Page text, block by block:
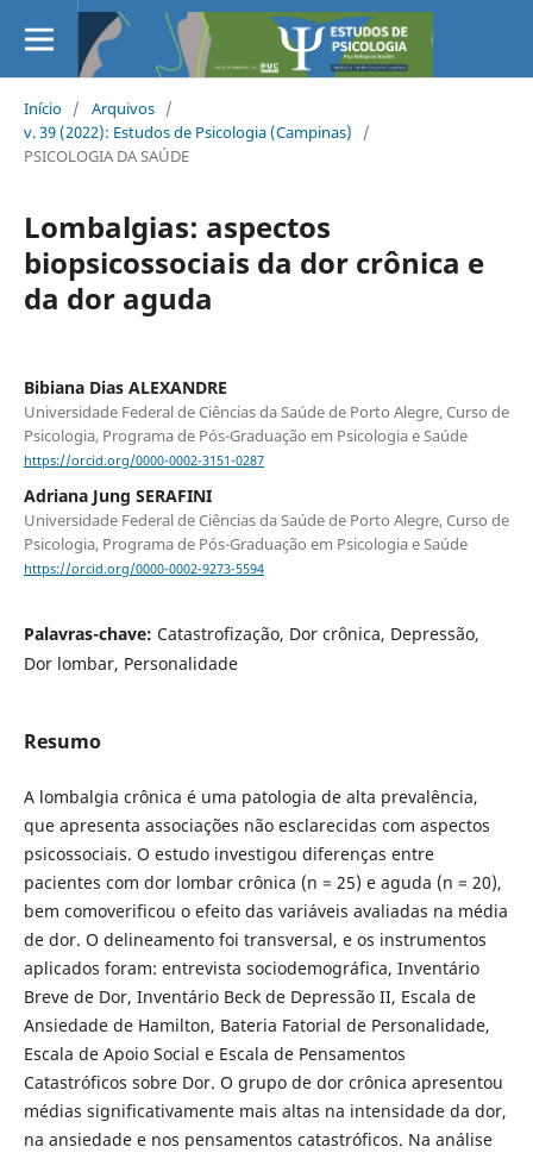
Início / Arquivos /
v. 39 (2022): Estudos de Psicologia (Campinas)
/
PSICOLOGIA DA SAÚDE
Lombalgias: aspectos
biopsicossociais da dor crônica e
da dor aguda
Bibiana Dias ALEXANDRE
Universidade Federal de Ciências da Saúde de Porto Alegre, Curso de
Psicologia, Programa de Pós-Graduação em Psicologia e Saúde
https://orcid.org/0000-0002-3151-0287
Adriana Jung SERAFINI
Universidade Federal de Ciências da Saúde de Porto Alegre, Curso de
Psicologia, Programa de Pós-Graduação em Psicologia e Saúde
https://orcid.org/0000-0002-9273-5594
Palavras-chave: Catastrofização, Dor crônica, Depressão,
Dor lombar, Personalidade
Resumo
A lombalgia crônica é uma patologia de alta prevalência,
que apresenta associações não esclarecidas com aspectos
psicossociais. O estudo investigou diferenças entre
pacientes com dor lombar crônica (n = 25) e aguda (n = 20),
bem comoverificou o efeito das variáveis avaliadas na média
de dor. O delineamento foi transversal, e os instrumentos
aplicados foram: entrevista sociodemográfica, Inventário
Breve de Dor, Inventário Beck de Depressão II, Escala de
Ansiedade de Hamilton, Bateria Fatorial de Personalidade,
Escala de Apoio Social e Escala de Pensamentos
Catastróficos sobre Dor. O grupo de dor crônica apresentou
médias significativamente mais altas na intensidade da dor,
na ansiedade e nos pensamentos catastróficos. Na análise